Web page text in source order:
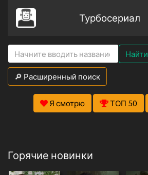
Турбосериал
Найти
🔎 Расширенный поиск
Я смотрю ТОП 50
Горячие новинки